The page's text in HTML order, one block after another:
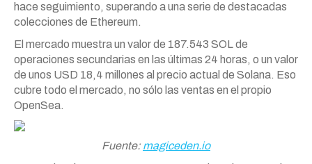
hace seguimiento, superando a una serie de destacadas
colecciones de Ethereum.
El mercado muestra un valor de 187.543 SOL de
operaciones secundarias en las últimas 24 horas, o un valor
de unos USD 18,4 millones al precio actual de Solana. Eso
cubre todo el mercado, no sólo las ventas en el propio
OpenSea.
Fuente: magiceden.io